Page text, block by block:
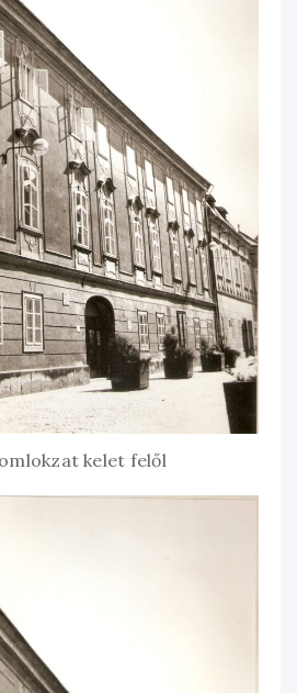
kelet felől